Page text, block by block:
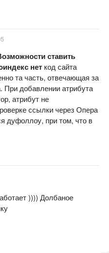
ставить
нет код сайта
та часть, отвечающая за
При добавлении атрибута
атрибут не
ссылки через Опера
дуфоллоу, при том, что в
)))) Долбаное